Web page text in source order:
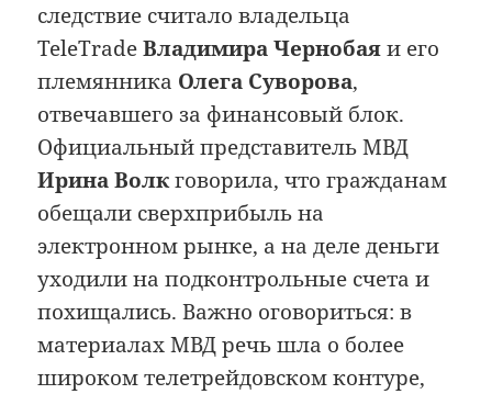
следствие считало владельца
TeleTradeВладимира Чернобаяи его
племянника Олега Суворова,
отвечавшего за финансовый блок.
Официальный представитель МВД
Ирина Волкговорила, что гражданам
обещали сверхприбыль на
электронном рынке, а на деле деньги
уходили на подконтрольные счета и
похищались. Важно оговориться: в
материалах МВД речь шла о более
широком телетрейдовском контуре,